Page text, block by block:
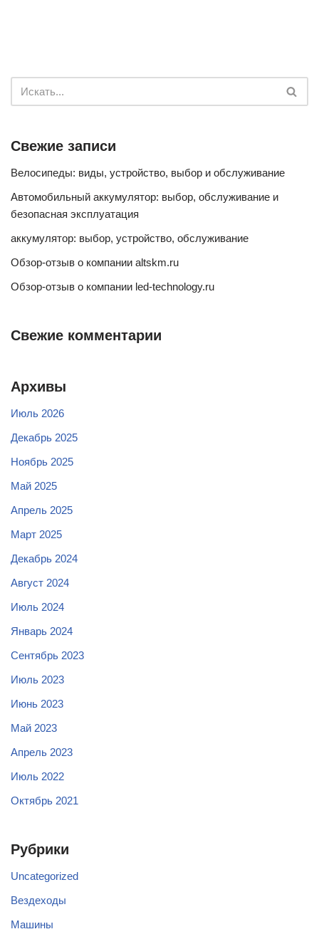
Свежие записи
Велосипеды: виды, устройство, выбор и обслуживание
Автомобильный аккумулятор: выбор, обслуживание и
безопасная эксплуатация
аккумулятор: выбор, устройство, обслуживание
Обзор-отзыв о компании altskm.ru
Обзор-отзыв о компании led-technology.ru
Свежие комментарии
Архивы
Июль 2026
Декабрь 2025
Ноябрь 2025
Май 2025
Апрель 2025
Март 2025
Декабрь 2024
Август 2024
Июль 2024
Январь 2024
Сентябрь 2023
Июль 2023
Июнь 2023
Май 2023
Апрель 2023
Июль 2022
Октябрь 2021
Рубрики
Uncategorized
Вездеходы
Машины